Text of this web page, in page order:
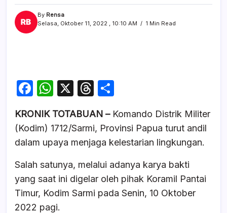
By Rensa
Selasa, Oktober 11, 2022 , 10:10 AM
1 Min Read
F
c
e
o
o
k
W
at
s
A
p
p
X
T
e
a
d
s
ar
e
KRONIK TOTABUAN –Komando Distrik Militer
(Kodim) 1712/Sarmi, Provinsi Papua turut andil
dalam upaya menjaga kelestarian lingkungan.
Salah satunya, melalui adanya karya bakti
yang saat ini digelar oleh pihak Koramil Pantai
Timur, Kodim Sarmi pada Senin, 10 Oktober
2022 pagi.